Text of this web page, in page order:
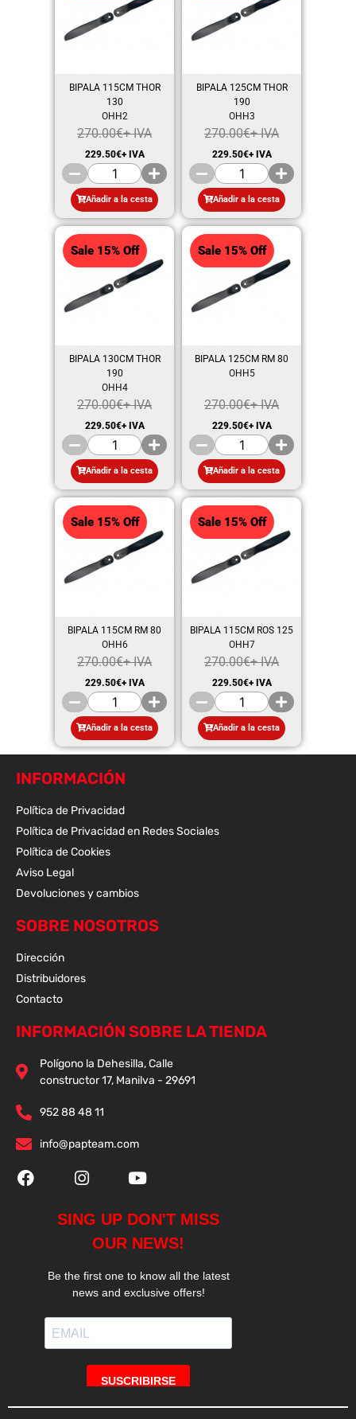
BIPALA 115CM THOR
130
OHH2
270.00€+ IVA
229.50€+ IVA
Añadir a la cesta
BIPALA 125CM THOR
190
OHH3
270.00€+ IVA
229.50€+ IVA
Añadir a la cesta
Sale 15% Off
BIPALA 130CM THOR
190
OHH4
270.00€+ IVA
229.50€+ IVA
Añadir a la cesta
Sale 15% Off
BIPALA 125CM RM 80
OHH5
270.00€+ IVA
229.50€+ IVA
Añadir a la cesta
Sale 15% Off
BIPALA 115CM RM 80
OHH6
270.00€+ IVA
229.50€+ IVA
Añadir a la cesta
Sale 15% Off
BIPALA 115CM ROS 125
OHH7
270.00€+ IVA
229.50€+ IVA
Añadir a la cesta
INFORMACIÓN
Política de Privacidad
Política de Privacidad en Redes Sociales
Política de Cookies
Aviso Legal
Devoluciones y cambios
SOBRE NOSOTROS
Dirección
Distribuidores
Contacto
INFORMACIÓN SOBRE LA TIENDA
Polígono la Dehesilla, Calle
constructor 17, Manilva - 29691
952 88 48 11
info@papteam.com